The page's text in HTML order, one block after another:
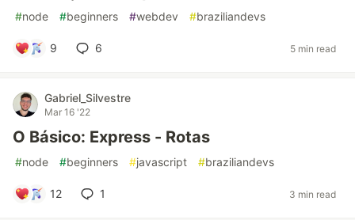
#node #beginners #webdev #braziliandevs
9 6 5 min read
Gabriel_Silvestre
Mar 16 '22
O Básico: Express - Rotas
#node #beginners #javascript #braziliandevs
12 1 3 min read